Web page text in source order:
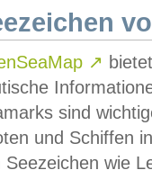
↗
sind
und Schiffen
Seezeichen wie